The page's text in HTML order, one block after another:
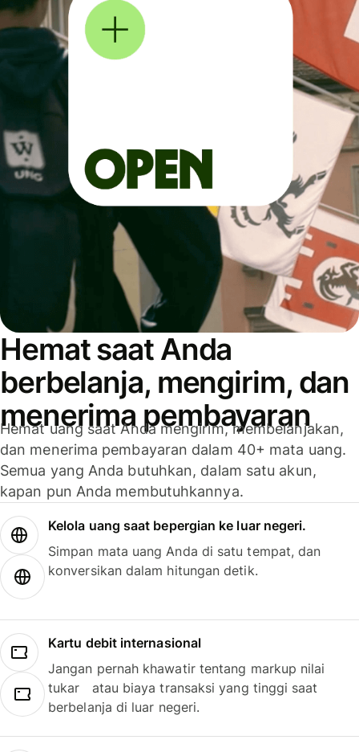
Hemat saat Anda
berbelanja, mengirim, dan
menerima pembayaran
Hemat uang saat Anda mengirim, membelanjakan,
dan menerima pembayaran dalam 40+ mata uang.
Semua yang Anda butuhkan, dalam satu akun,
kapan pun Anda membutuhkannya.
Kelola uang saat bepergian ke luar negeri.
Simpan mata uang Anda di satu tempat, dan
konversikan dalam hitungan detik.
Kartu debit internasional
Jangan pernah khawatir tentang markup nilai
tukar atau biaya transaksi yang tinggi saat
berbelanja di luar negeri.